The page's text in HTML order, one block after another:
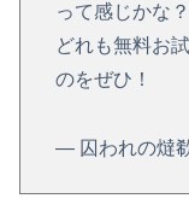
って感じかな？
どれも無料お
のをぜひ！
— 囚われの燵